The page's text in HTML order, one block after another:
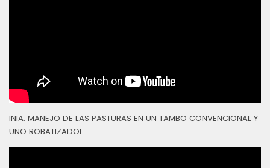
INIA: MANEJO DE LAS PASTURAS EN UN TAMBO CONVENCIONAL Y
UNO ROBATIZADOL